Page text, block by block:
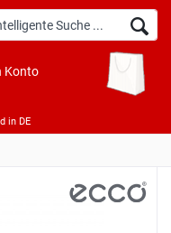
in DE
Konto